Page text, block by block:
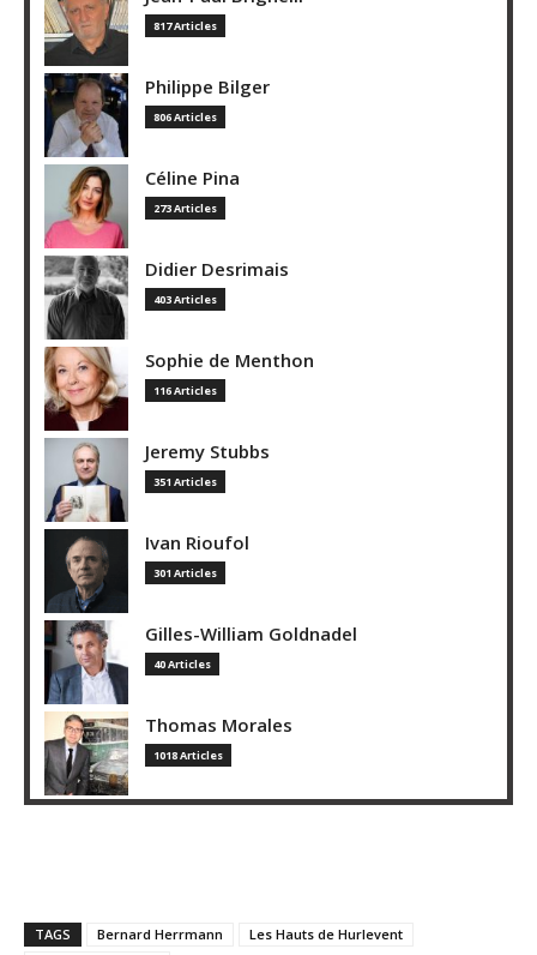
817 Articles
Philippe Bilger
806 Articles
Céline Pina
273 Articles
Didier Desrimais
403 Articles
Sophie de Menthon
116 Articles
Jeremy Stubbs
351 Articles
Ivan Rioufol
301 Articles
Gilles-William Goldnadel
40 Articles
Thomas Morales
1018 Articles
TAGS Bernard Herrmann
Les Hauts de Hurlevent